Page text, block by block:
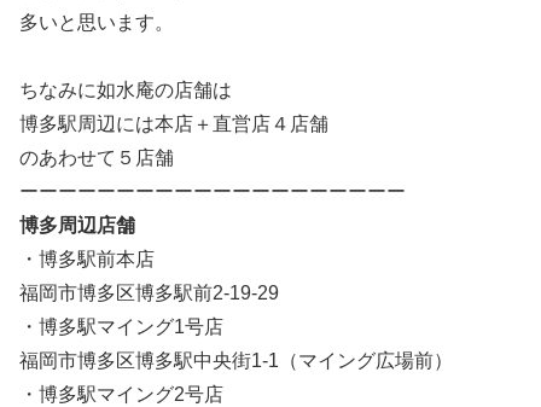
多いと思います。
ちなみに如水庵の店舗は
博多駅周辺には本店＋直営店４店舗
のあわせて５店舗
ーーーーーーーーーーーーーーーーーーーー
博多周辺店舗
・博多駅前本店
福岡市博多区博多駅前2-19-29
・博多駅マイング1号店
福岡市博多区博多駅中央街1-1（マイング広場前）
・博多駅マイング2号店